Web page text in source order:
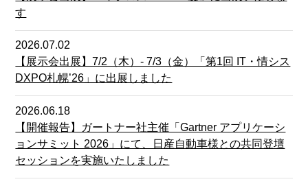
す
2026.07.02
【展示会出展】7/2（木）- 7/3（金）「第1回 IT・情シス
DXPO札幌’26」に出展しました
2026.06.18
【開催報告】ガートナー社主催「Gartner アプリケーシ
ョンサミット 2026」にて、日産自動車様との共同登壇
セッションを実施いたしました